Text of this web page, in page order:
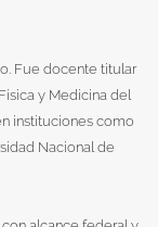
Fue docente titular
y Medicina del
instituciones como
Nacional de